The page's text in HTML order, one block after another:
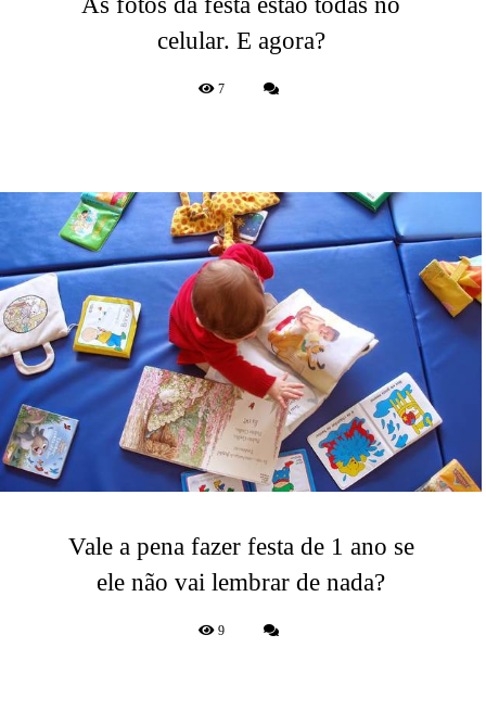
celular. E agora?
7
Vale a pena fazer festa de 1 ano se
ele não vai lembrar de nada?
9